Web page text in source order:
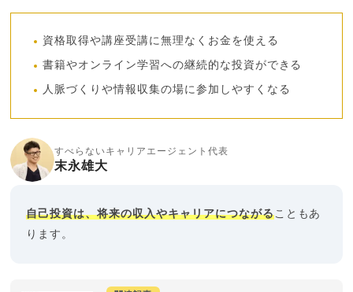
資格取得や講座受講に無理なくお金を使える
書籍やオンライン学習への継続的な投資ができる
人脈づくりや情報収集の場に参加しやすくなる
すべらないキャリアエージェント代表
末永雄大
自己投資は、将来の収入やキャリアにつながることもあ
ります。